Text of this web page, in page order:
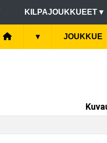
KILPAJOUKKUEET ▾
▾ JOUKKUE